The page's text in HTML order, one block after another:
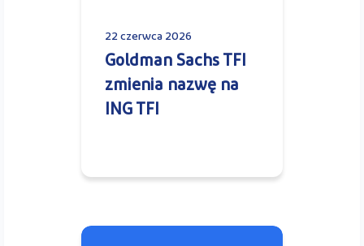
22 czerwca 2026
Goldman Sachs TFI
zmienia nazwę na
ING TFI